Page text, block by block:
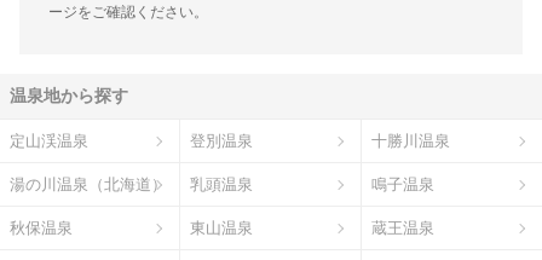
ージをご確認ください。
温泉地から探す
定山渓温泉 登別温泉 十勝川温泉
湯の川温泉（北海道） 乳頭温泉 鳴子温泉
秋保温泉 東山温泉 蔵王温泉